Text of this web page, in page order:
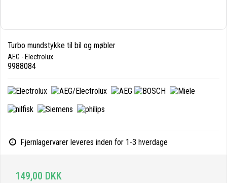
Turbo mundstykke til bil og møbler
AEG - Electrolux
9988084
Fjernlagervarer leveres inden for 1-3 hverdage
149,00 DKK